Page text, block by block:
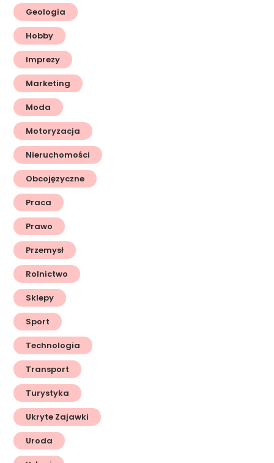
Geologia
Hobby
Imprezy
Marketing
Moda
Motoryzacja
Nieruchomości
Obcojęzyczne
Praca
Prawo
Przemysł
Rolnictwo
Sklepy
Sport
Technologia
Transport
Turystyka
Ukryte Zajawki
Uroda